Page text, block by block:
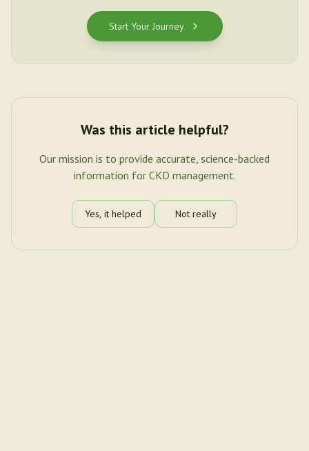
Start Your Journey
Was this article helpful?
Our mission is to provide accurate, science-backed
information for CKD management.
Yes, it helped Not really